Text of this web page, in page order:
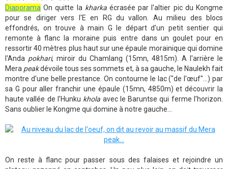
Diaporama On quitte la kharkaécrasée par l'altier pic du Kongme
pour se diriger vers l'E en RG du vallon. Au milieu des blocs
effondrés, on trouve à main G le départ d'un petit sentier qui
remonte à flanc la moraine puis entre dans un goulet pour en
ressortir 40 mètres plus haut sur une épaule morainique qui domine
l'Anda pokhari, miroir du Chamlang (15mn, 4815m). A l'arrière le
Mera peakdévoile tous ses sommets et, à sa gauche, le Naulekh fait
montre d'une belle prestance. On contourne le lac ("de l'œuf"...) par
sa G pour aller franchir une épaule (15mn, 4850m) et découvrir la
haute vallée de l'Hunku khola avec le Baruntse qui ferme l'horizon.
Sans oublier le Kongme qui domine à notre gauche...
On reste à flanc pour passer sous des falaises et rejoindre un